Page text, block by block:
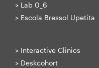
> Lab 0_6
> Escola Bressol Upetita
> Interactive Clinics
> Deskcohort